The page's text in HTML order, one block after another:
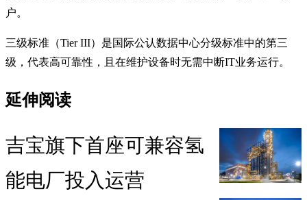
户。
三级标准（Tier III）是国际公认数据中心分级标准中的第三
级，代表高可靠性，且在维护设备时无需中断IT业务运行。
延伸阅读
吉宝旗下首座可兼容氢
能电厂投入运营